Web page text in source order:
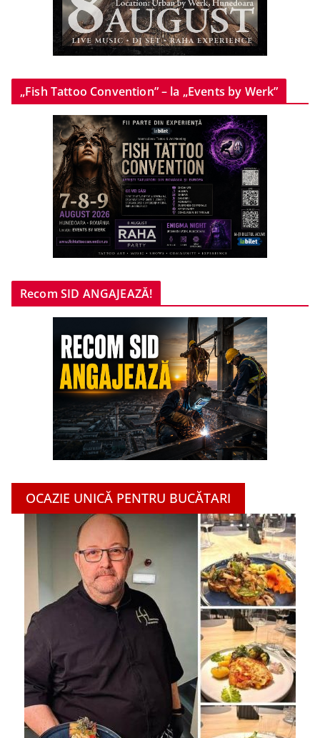
„Fish Tattoo Convention” – la „Events by Werk”
Recom SID ANGAJEAZĂ!
OCAZIE UNICĂ PENTRU BUCĂTARI